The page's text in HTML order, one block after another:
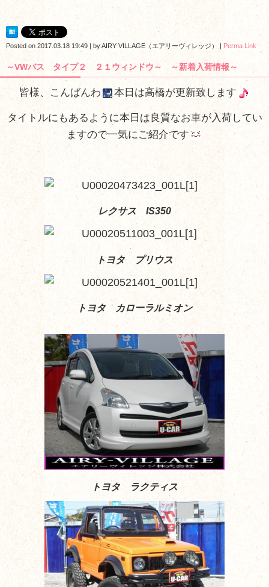
Posted on 2017.03.18 19:49| byAIRY VILLAGE（エアリーヴィレッジ） | Perma Link
～VWバス タイプ２ ２１ウィンドウ～ ～新着入荷情報～
皆様、こんばんわ 本日は高橋が更新致します
タイトルにもあるように本日は良質なお車が入荷してい
ますので一気にご紹介です
レクサス IS350
トヨタ プリウス
トヨタ カローラルミオン
トヨタ ラクティス